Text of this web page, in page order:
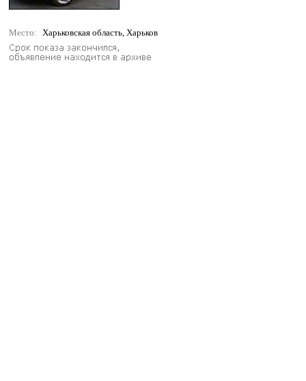
Место: Харьковская область, Харьков